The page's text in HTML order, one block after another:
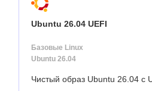
Ubuntu 26.04 UEFI
Базовые Linux
Ubuntu 26.04
Чистый образ Ubuntu 26.04 с